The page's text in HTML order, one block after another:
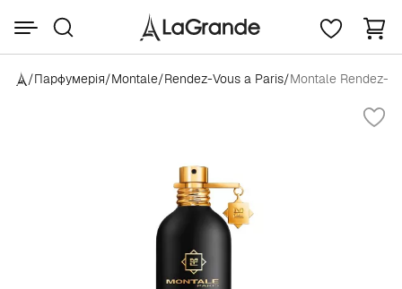
/Парфумерія/Montale/Rendez-Vous a Paris/Montale Rendez-